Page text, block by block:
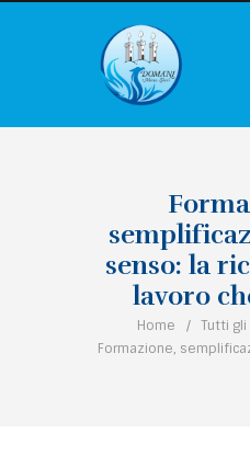
senso: la
lavoro
Home Tutti
Formazione,